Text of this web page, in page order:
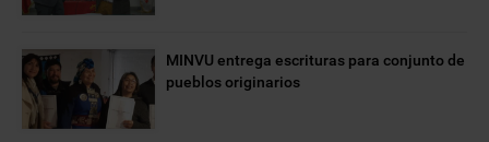
MINVU entrega escrituras para conjunto de
pueblos originarios